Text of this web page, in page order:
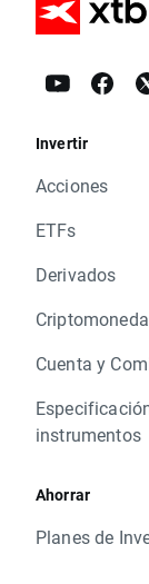
Invertir
Acciones
ETFs
Derivados
Cuenta y
instrumentos
Ahorrar
Planes de